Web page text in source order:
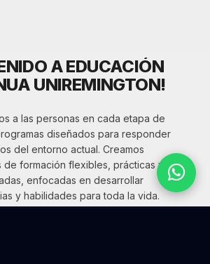
A EDUCACIÓN
UNIREMINGTON!
a las personas en cada etapa de
diseñados para responder
del entorno actual. Creamos
formación flexibles, prácticas y
enfocadas en desarrollar
y habilidades para toda la vida.